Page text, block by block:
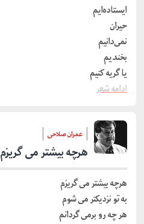
ایستاده‌ایم
حیران
نمی‌دانیم
بخندیم
یا گریه کنیم
ادامه شعر
عمران صلاحی
هرچه بیشتر می گریزم
هرچه بیشتر می گریزم
به تو نزدیکتر می شوم
هر چه رو برمی گردانم